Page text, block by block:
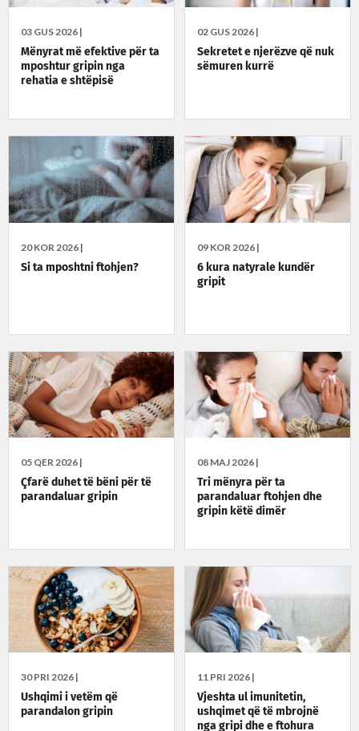
03 GUS 2026 |
Mënyrat më efektive për ta
mposhtur gripin nga
rehatia e shtëpisë
02 GUS 2026 |
Sekretet e njerëzve që nuk
sëmuren kurrë
20 KOR 2026 |
Si ta mposhtni ftohjen?
09 KOR 2026 |
6 kura natyrale kundër
gripit
05 QER 2026 |
Çfarë duhet të bëni për të
parandaluar gripin
08 MAJ 2026 |
Tri mënyra për ta
parandaluar ftohjen dhe
gripin këtë dimër
30 PRI 2026 |
Ushqimi i vetëm që
parandalon gripin
11 PRI 2026 |
Vjeshta ul imunitetin,
ushqimet që të mbrojnë
nga gripi dhe e ftohura